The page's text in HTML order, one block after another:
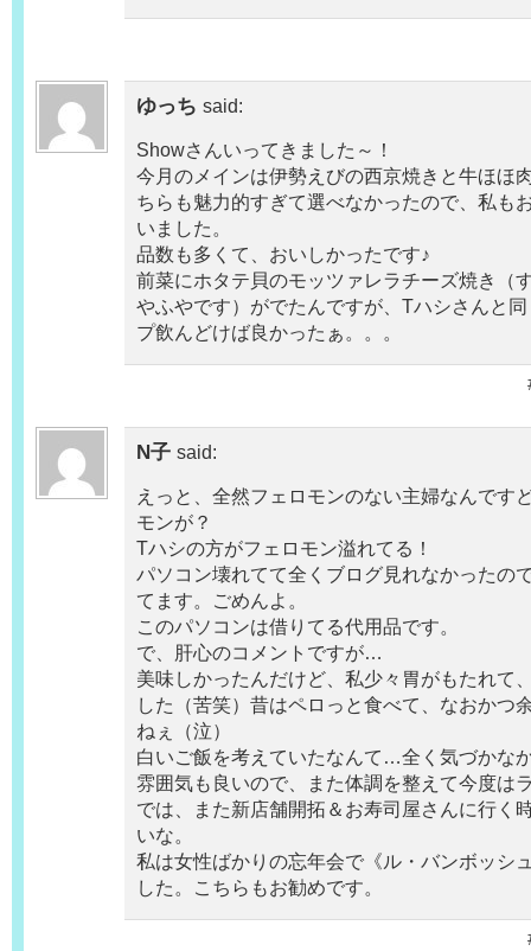
ゆっち said:
Showさんいってきました～！
今月のメインは伊勢えびの西京焼きと牛ほほ
ちらも魅力的すぎて選べなかったので、私も
いました。
品数も多くて、おいしかったです♪
前菜にホタテ貝のモッツァレラチーズ焼き（
やふやです）がでたんですが、Tハシさんと
プ飲んどけば良かったぁ。。。
N子 said:
えっと、全然フェロモンのない主婦なんです
モンが？
Tハシの方がフェロモン溢れてる！
パソコン壊れてて全くブログ見れなかったの
てます。ごめんよ。
このパソコンは借りてる代用品です。
で、肝心のコメントですが…
美味しかったんだけど、私少々胃がもたれて
した（苦笑）昔はペロっと食べて、なおかつ
ねぇ（泣）
白いご飯を考えていたなんて…全く気づかな
雰囲気も良いので、また体調を整えて今度は
では、また新店舗開拓＆お寿司屋さんに行く
いな。
私は女性ばかりの忘年会で《ル・バンボッシ
した。こちらもお勧めです。